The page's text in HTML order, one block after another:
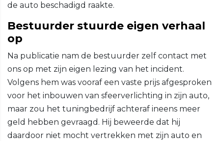
de auto beschadigd raakte.
Bestuurder stuurde eigen verhaal
op
Na publicatie nam de bestuurder zelf contact met
ons op met zijn eigen lezing van het incident.
Volgens hem was vooraf een vaste prijs afgesproken
voor het inbouwen van sfeerverlichting in zijn auto,
maar zou het tuningbedrijf achteraf ineens meer
geld hebben gevraagd. Hij beweerde dat hij
daardoor niet mocht vertrekken met zijn auto en